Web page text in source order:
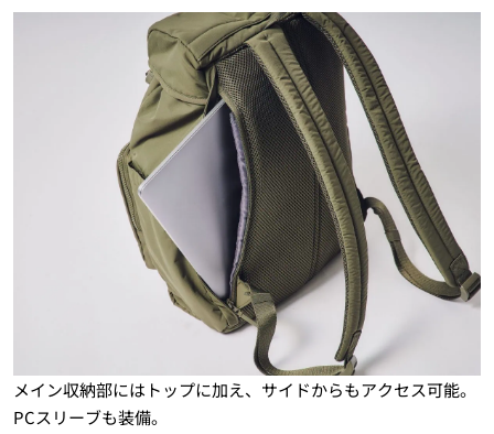
メイン収納部にはトップに加え、サイドからもアクセス可能。
PCスリーブも装備。